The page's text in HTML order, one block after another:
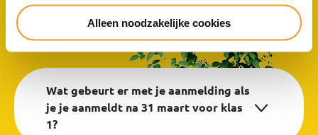
Alleen noodzakelijke cookies
Veelgestelde vragen
Wat gebeurt er met je aanmelding als
je je aanmeldt na 31 maart voor klas
1?